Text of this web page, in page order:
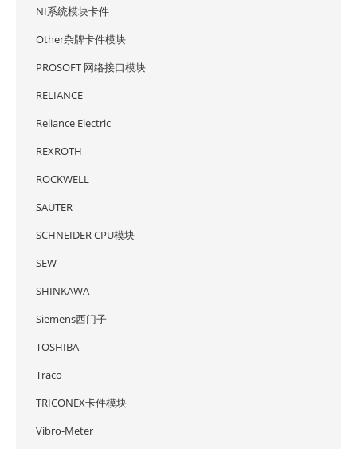
NI系统模块卡件
Other杂牌卡件模块
PROSOFT 网络接口模块
RELIANCE
Reliance Electric
REXROTH
ROCKWELL
SAUTER
SCHNEIDER CPU模块
SEW
SHINKAWA
Siemens西门子
TOSHIBA
Traco
TRICONEX卡件模块
Vibro-Meter